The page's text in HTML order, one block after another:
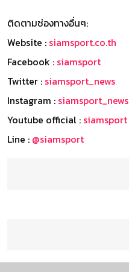
ติดตามช่องทางอื่นๆ:
Website : siamsport.co.th
Facebook : siamsport
Twitter : siamsport_news
Instagram : siamsport_news
Youtube official : siamsport
Line : @siamsport